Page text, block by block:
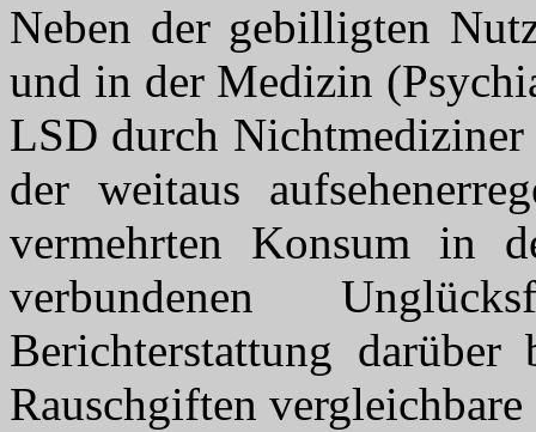
Neben der gebilligten
und in der Medizin
LSD durch
der weitaus
vermehrten Konsum in
verbundenen
Berichterstattung
Rauschgiften